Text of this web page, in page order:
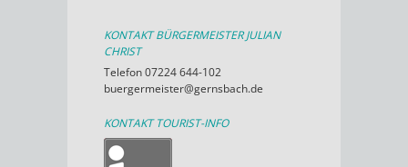
KONTAKT BÜRGERMEISTER JULIAN
CHRIST
Telefon 07224 644-102
buergermeister@gernsbach.de
KONTAKT TOURIST-INFO